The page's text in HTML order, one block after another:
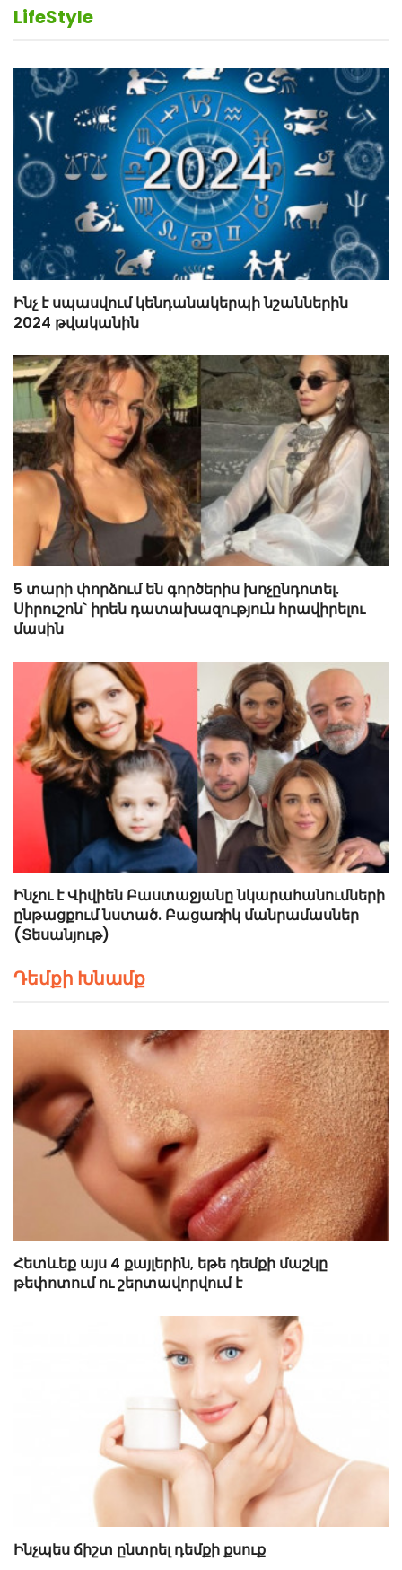
LifeStyle
Ինչ է սպասվում կենդանակերպի նշաններին
2024 թվականին
5 տարի փորձում են գործերիս խոչընդոտել.
Սիրուշոն` իրեն դատախազություն հրավիրելու
մասին
Ինչու է Վիվիեն Բաստաջյանը նկարահանումների
ընթացքում նստած. Բացառիկ մանրամասներ
(Տեսանյութ)
Դեմքի Խնամք
Հետևեք այս 4 քայլերին, եթե դեմքի մաշկը
թեփոտում ու շերտավորվում է
Ինչպես ճիշտ ընտրել դեմքի քսուք